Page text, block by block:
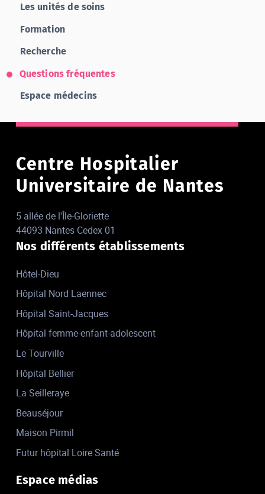
Les unités de soins
Formation
Recherche
Questions fréquentes
Espace médecins
Centre Hospitalier
Universitaire de Nantes
5 allée de l'Île-Gloriette
44093 Nantes Cedex 01
Nos différents établissements
Hôtel-Dieu
Hôpital Nord Laennec
Hôpital Saint-Jacques
Hôpital femme-enfant-adolescent
Le Tourville
Hôpital Bellier
La Seilleraye
Beauséjour
Maison Pirmil
Futur hôpital Loire Santé
Espace médias